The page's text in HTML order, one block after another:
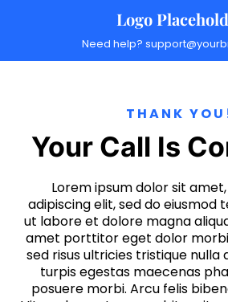
Logo
Need help?
THANK
Your Call Is
Lorem ipsum dolor sit
adipiscing elit, sed do eiusmod
ut labore et dolore magna
amet porttitor eget dolor
sed risus ultricies tristique nulla
turpis egestas maecenas
posuere morbi. Arcu felis